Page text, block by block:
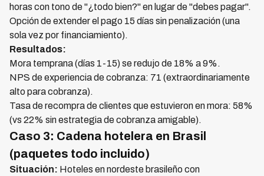
horas con tono de "¿todo bien?" en lugar de "debes pagar".
Opción de extender el pago 15 días sin penalización (una
sola vez por financiamiento).
Resultados:
Mora temprana (días 1-15) se redujo de 18% a 9%.
NPS de experiencia de cobranza: 71 (extraordinariamente
alto para cobranza).
Tasa de recompra de clientes que estuvieron en mora: 58%
(vs 22% sin estrategia de cobranza amigable).
Caso 3: Cadena hotelera en Brasil
(paquetes todo incluido)
Situación: Hoteles en nordeste brasileño con